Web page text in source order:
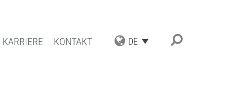
DE
KARRIERE KONTAKT